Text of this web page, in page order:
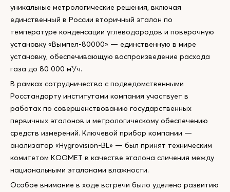
уникальные метрологические решения, включая
единственный в России вторичный эталон по
температуре конденсации углеводородов и поверочную
установку «Вымпел-80000» — единственную в мире
установку, обеспечивающую воспроизведение расхода
газа до 80 000 м³/ч.
В рамках сотрудничества с подведомственными
Росстандарту институтами компания участвует в
работах по совершенствованию государственных
первичных эталонов и метрологическому обеспечению
средств измерений. Ключевой прибор компании —
анализатор «Hygrovision-BL» — был принят техническим
комитетом КООМЕТ в качестве эталона сличения между
национальными эталонами влажности.
Особое внимание в ходе встречи было уделено развитию